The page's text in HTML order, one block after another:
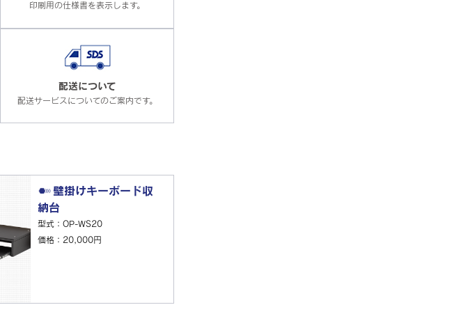
印刷用の仕様書を表示します。
配送について
配送サービスについてのご案内です。
壁掛けキーボード収
納台
型式：OP-WS20
価格：20,000円